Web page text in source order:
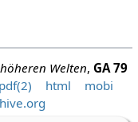
Welten,GA 79
pdf(2) html
mobi